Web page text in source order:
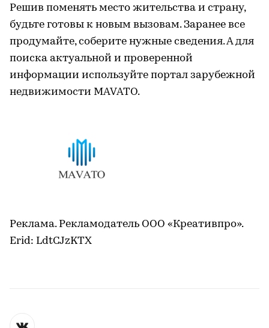
Решив поменять место жительства и страну,
будьте готовы к новым вызовам. Заранее все
продумайте, соберите нужные сведения. А для
поиска актуальной и проверенной
информации используйте портал зарубежной
недвижимости MAVATO.
Реклама. Рекламодатель ООО «Креативпро».
Erid: LdtCJzKTX